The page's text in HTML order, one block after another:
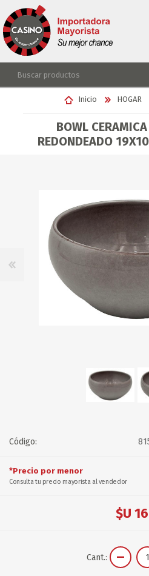
REGISTRARSE
LISTA DE DESEOS
Inicio HOGAR
BOWL
REDONDEADO
Código:
*Precio por menor
Consulta tu precio mayorista al vendedor
$U
Cant.: